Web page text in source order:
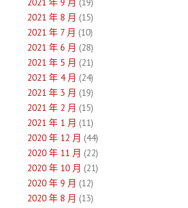
2021 年 9 月 (19)
2021 年 8 月 (15)
2021 年 7 月 (10)
2021 年 6 月 (28)
2021 年 5 月 (21)
2021 年 4 月 (24)
2021 年 3 月 (19)
2021 年 2 月 (15)
2021 年 1 月 (11)
2020 年 12 月 (44)
2020 年 11 月 (22)
2020 年 10 月 (21)
2020 年 9 月 (12)
2020 年 8 月 (13)